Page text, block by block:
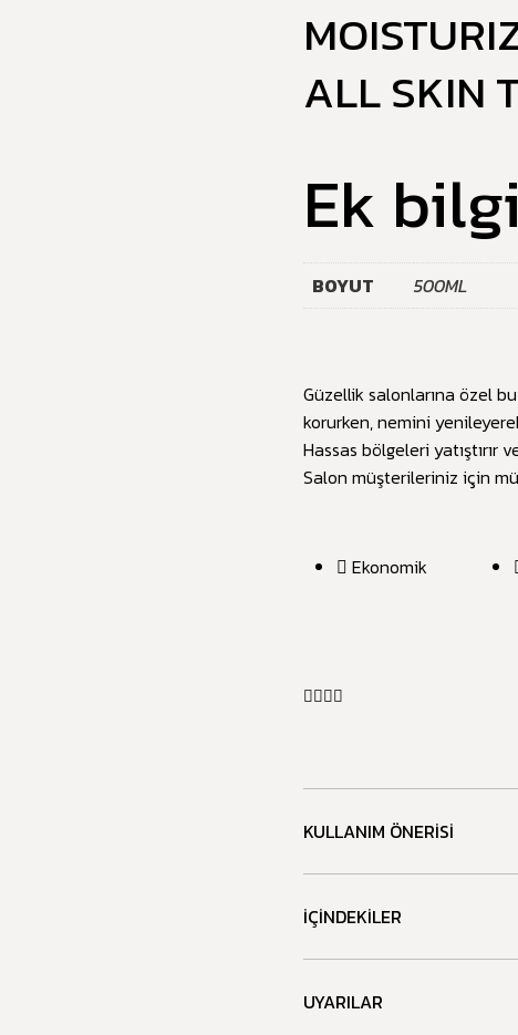
ALL SKIN
Ek bilgi
BOYUT 500ML
Güzellik salonlarına özel bu
korurken, nemini
Hassas bölgeleri yatıştırır
Salon müşterileriniz için
Ekonomik
KULLANIM ÖNERISI
İÇINDEKILER
UYARILAR